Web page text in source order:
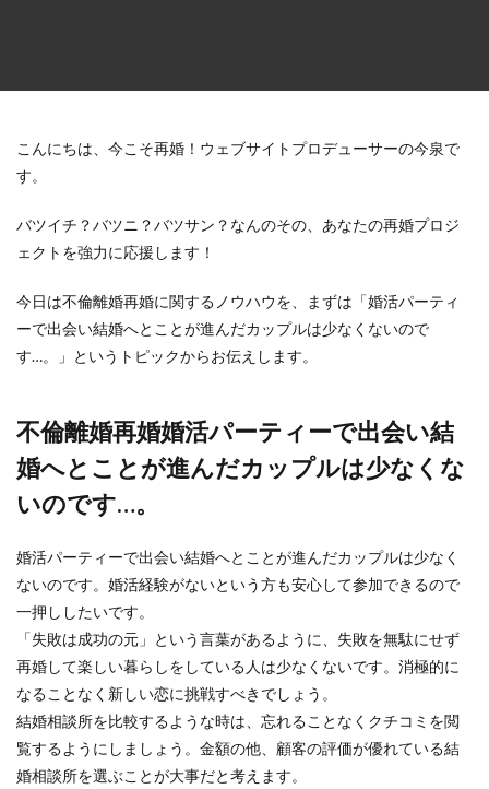
こんにちは、今こそ再婚！ウェブサイトプロデューサーの今泉で
す。
バツイチ？バツニ？バツサン？なんのその、あなたの再婚プロジ
ェクトを強力に応援します！
今日は不倫離婚再婚に関するノウハウを、まずは「婚活パーティ
ーで出会い結婚へとことが進んだカップルは少なくないので
す…。」というトピックからお伝えします。
不倫離婚再婚婚活パーティーで出会い結
婚へとことが進んだカップルは少なくな
いのです…。
婚活パーティーで出会い結婚へとことが進んだカップルは少なく
ないのです。婚活経験がないという方も安心して参加できるので
一押ししたいです。
「失敗は成功の元」という言葉があるように、失敗を無駄にせず
再婚して楽しい暮らしをしている人は少なくないです。消極的に
なることなく新しい恋に挑戦すべきでしょう。
結婚相談所を比較するような時は、忘れることなくクチコミを閲
覧するようにしましょう。金額の他、顧客の評価が優れている結
婚相談所を選ぶことが大事だと考えます。